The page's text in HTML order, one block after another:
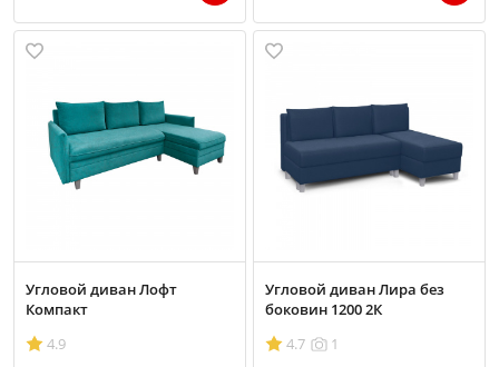
Угловой диван Лофт
Компакт
4.9
Угловой диван Лира без
боковин 1200 2К
4.7
1